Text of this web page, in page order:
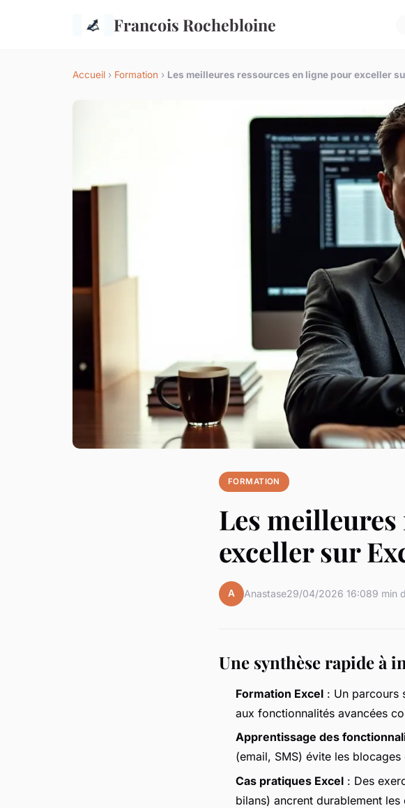
Francois Rochebloine
Accueil › Formation › Les meilleures ressources en ligne pour exceller
FORMATION
Les
exceller sur
A Anastase29/04/2026 16:089 min
Une synthèse rapide à
Formation Excel : Un parcours
aux fonctionnalités avancées
Apprentissage des
(email, SMS) évite les
Cas pratiques Excel : Des
bilans) ancrent durablement